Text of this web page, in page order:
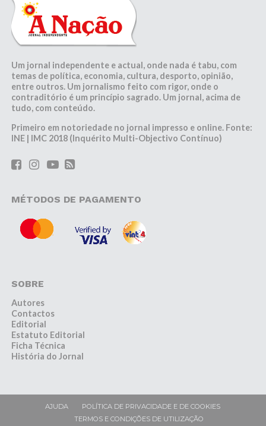
Um jornal independente e actual, onde nada é tabu, com
temas de política, economia, cultura, desporto, opinião,
entre outros. Um jornalismo feito com rigor, onde o
contraditório é um princípio sagrado. Um jornal, acima de
tudo, com conteúdo.
Primeiro em notoriedade no jornal impresso e online. Fonte:
INE | IMC 2018 (Inquérito Multi-Objectivo Contínuo)
MÉTODOS DE PAGAMENTO
SOBRE
Autores
Contactos
Editorial
Estatuto Editorial
Ficha Técnica
História do Jornal
AJUDA
POLÍTICA DE PRIVACIDADE E DE COOKIES
TERMOS E CONDIÇÕES DE UTILIZAÇÃO